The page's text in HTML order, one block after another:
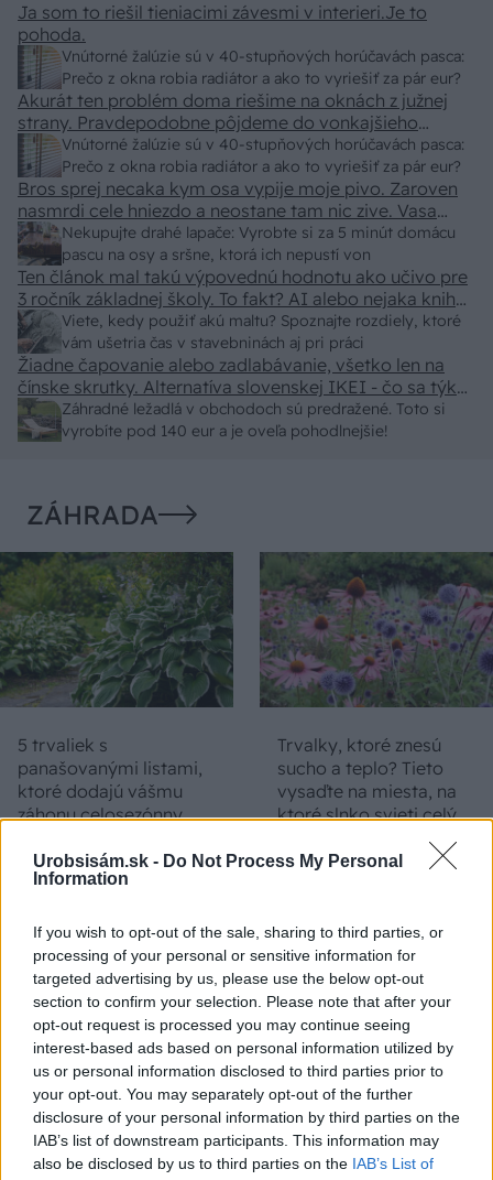
Urobsisám.sk - Do Not Process My Personal
Information
If you wish to opt-out of the sale, sharing to third parties, or
processing of your personal or sensitive information for
targeted advertising by us, please use the below opt-out
section to confirm your selection. Please note that after your
opt-out request is processed you may continue seeing
interest-based ads based on personal information utilized by
us or personal information disclosed to third parties prior to
your opt-out. You may separately opt-out of the further
disclosure of your personal information by third parties on the
IAB’s list of downstream participants. This information may
also be disclosed by us to third parties on the IAB’s List of
Vnútorné žalúzie sú v 40-stupňových horúčavách pasca:
Prečo z okna robia radiátor a ako to vyriešiť za pár eur?
Ja som to riešil tieniacimi závesmi v interieri.Je to
pohoda.
Vnútorné žalúzie sú v 40-stupňových horúčavách pasca:
Prečo z okna robia radiátor a ako to vyriešiť za pár eur?
Akurát ten problém doma riešime na oknách z južnej
strany. Pravdepodobne pôjdeme do vonkajšieho
tienenia na spôsob markízy 250x150cm. Čínsky
predajcovia idú okolo 100 eur kus.
Nekupujte drahé lapače: Vyrobte si za 5 minút domácu
pascu na osy a sršne, ktorá ich nepustí von
Bros sprej necaka kym osa vypije moje pivo. Zaroven
nasmrdi cele hniezdo a neostane tam nic zive. Vasa
pasca naucinke moc efektivne. Skor pritiahne slimaky
Viete, kedy použiť akú maltu? Spoznajte rozdiely, ktoré
vám ušetria čas v stavebninách aj pri práci
Ten článok mal takú výpovednú hodnotu ako učivo pre
3 ročník základnej školy. To fakt? AI alebo nejaka kniha
z VŠ? Dnešné rychlotvrdnuce malty - pevnosť 40 Mpa a
doba schnutia tak 15 minut , k tomu vodotesné s
kryštálikou. A rozdiel - schnutie a zretie. Nič?
Záhradné ležadlá v obchodoch sú predražené. Toto si
vyrobíte pod 140 eur a je oveľa pohodlnejšie!
Žiadne čapovanie alebo zadlabávanie, všetko len na
čínske skrutky. Alternatíva slovenskej IKEI - čo sa týka
pevnosti. Autor si nedal veľa námahy s remeselným
spracovaním, škoda. No lepšie než ten odpad z DTD
ZÁHRADA
5 trvaliek s
panašovanými listami,
ktoré dodajú vášmu
záhonu celosezónny
Trvalky, ktoré znesú
sucho a teplo? Tieto
vysaďte na miesta, na
ktoré slnko svieti celý
Nemusí to byť len
levanduľa! 7 fialových
krások, ktoré rozžiaria
vašu záhradu
Môže aspirín zachrániť
ochabnuté izbové
rastliny? Pravda vás
možno prekvapí